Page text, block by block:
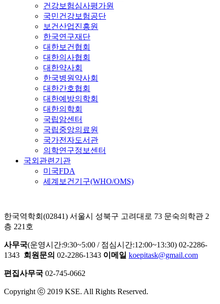
건강보험심사평가원
국민건강보험공단
보건산업진흥원
한국연구재단
대한보건협회
대한의사협회
대한약사회
한국병원약사회
대한간호협회
대한예방의학회
대한의학회
국립암센터
국립중앙의료원
국가전자도서관
의학연구정보센터
국외관련기관
미국FDA
세계보건기구(WHO/OMS)
한국역학회(02841) 서울시 성북구 고려대로 73 문숙의학관 2
층 221호
사무국(운영시간:9:30~5:00 / 점심시간:12:00~13:30) 02-2286-
1343 회원문의 02-2286-1343 이메일 koepitask@gmail.com
편집사무국 02-745-0662
Copyright ⓒ 2019 KSE. All Rights Reserved.